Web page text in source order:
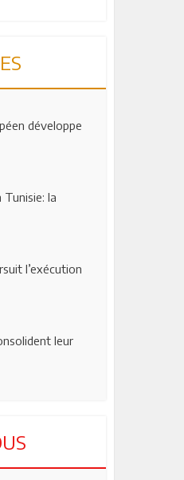
développe
Tunisie: la
l’exécution
leur